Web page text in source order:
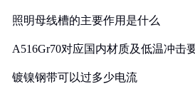
照明母线槽的主要作用是什么
A516Gr70对应国内材质及低温冲击
镀镍钢带可以过多少电流